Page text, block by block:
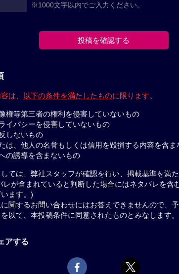
※1000文字以内でご入力ください。
は、 以下の条件を満たしたものに限ります。
権等第三者の権利を侵害していないもの
イバシーを侵害していないもの
しないもの
は、他人の名誉もしくは信用を毀損する内容を含ま
の誘導を含まないもの
ては、弊社スタッフが確認を行い、掲載基準を満
レが含まれていると判断した場合にはネタバレを含
ます。)
関するお問い合わせにはお答えできませんので、予
以て、本投稿条件に同意されたものとみなします。
アする